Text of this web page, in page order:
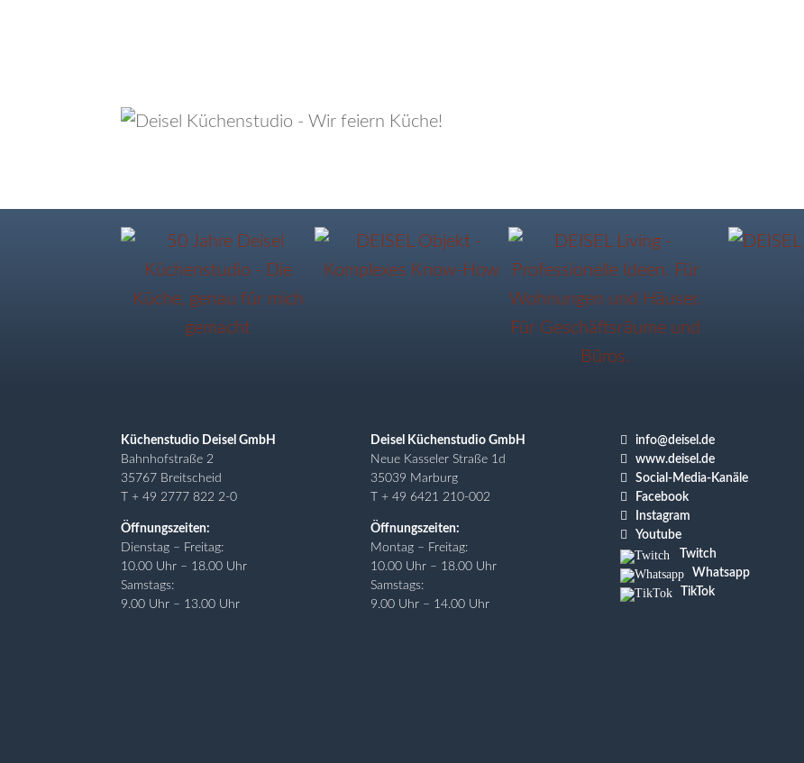
Küchenstudio Deisel GmbH
Bahnhofstraße 2
35767 Breitscheid
T + 49 2777 822 2-0
Öffnungszeiten:
Dienstag – Freitag:
10.00 Uhr – 18.00 Uhr
Samstags:
9.00 Uhr – 13.00 Uhr
Deisel Küchenstudio GmbH
Neue Kasseler Straße 1d
35039 Marburg
T + 49 6421 210-002
Öffnungszeiten:
Montag – Freitag:
10.00 Uhr – 18.00 Uhr
Samstags:
9.00 Uhr – 14.00 Uhr
 info@deisel.de
 www.deisel.de
 Social-Media-Kanäle
 Facebook
 Instagram

Youtube
Twitch
Whatsapp
TikTok